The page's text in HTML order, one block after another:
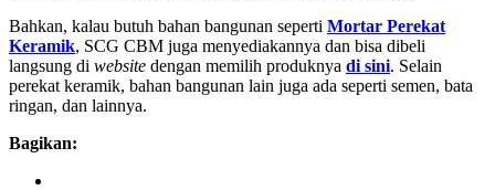
Bahkan, kalau butuh bahan bangunan seperti Mortar Perekat
Keramik, SCG CBM juga menyediakannya dan bisa dibeli
langsung di website dengan memilih produknya di sini. Selain
perekat keramik, bahan bangunan lain juga ada seperti semen, bata
ringan, dan lainnya.
Bagikan: